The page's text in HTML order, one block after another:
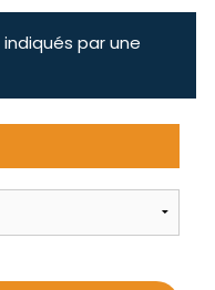
par une